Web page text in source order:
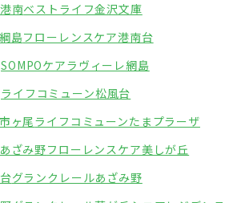
南ベストライフ金沢文庫
島フローレンスケア港南台
SOMPOケアラヴィーレ網島
ライフコミューン松風台
ヶ尾ライフコミューンたまプラーザ
ざみ野フローレンスケア美しが丘
グランクレールあざみ野